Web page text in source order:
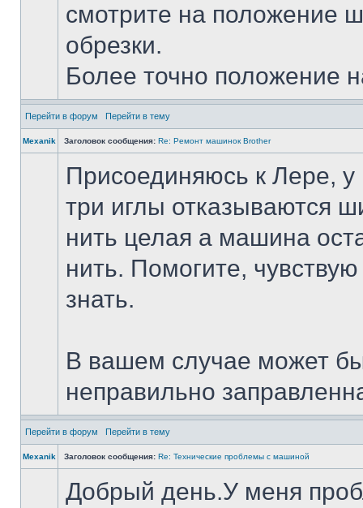
смотрите на положение
обрезки.
Более точно положение
Перейти в форум Перейти в тему
Mexanik Заголовок сообщения: Re: Ремонт машинок Brother
Присоединяюсь к Лере,
три иглы отказываются
нить целая а машина
нить. Помогите,
знать.
В вашем случае может
неправильно
Перейти в форум Перейти в тему
Mexanik Заголовок сообщения: Re: Технические проблемы с машиной
Добрый день.У меня